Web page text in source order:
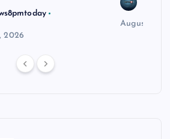
2026
August 6,